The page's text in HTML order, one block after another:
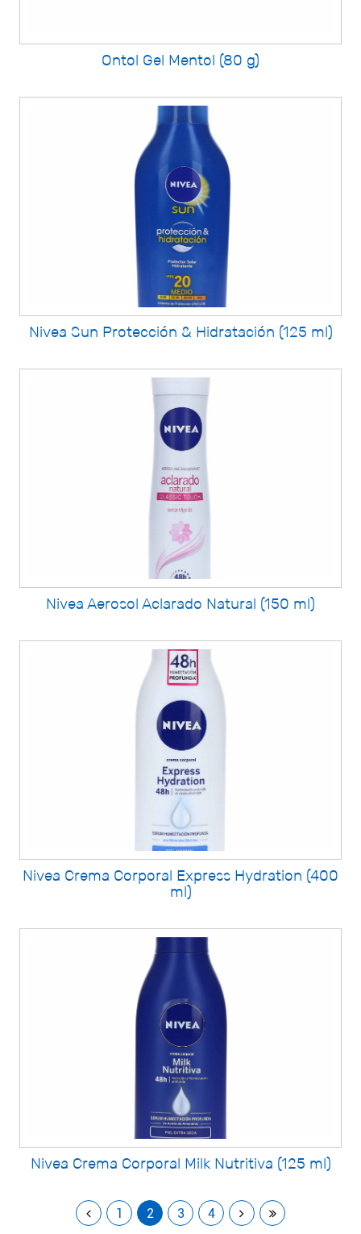
Ontol Gel Mentol (80 g)
Nivea Sun Protección & Hidratación (125 ml)
Nivea Aerosol Aclarado Natural (150 ml)
Nivea Crema Corporal Express Hydration (400
ml)
Nivea Crema Corporal Milk Nutritiva (125 ml)
1 2 3 4